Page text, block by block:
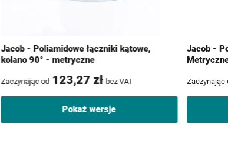
Jacob - Poliamidowe łączniki kątowe,
kolano 90° - metryczne
Zaczynając od 123,27 zł bez VAT
Pokaż wersje
Jacob -
Zaczynając